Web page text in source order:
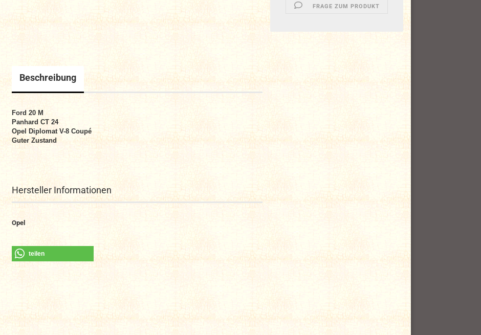
FRAGE ZUM PRODUKT
Beschreibung
Ford 20 M
Panhard CT 24
Opel Diplomat V-8 Coupé
Guter Zustand
Hersteller Informationen
Opel
teilen